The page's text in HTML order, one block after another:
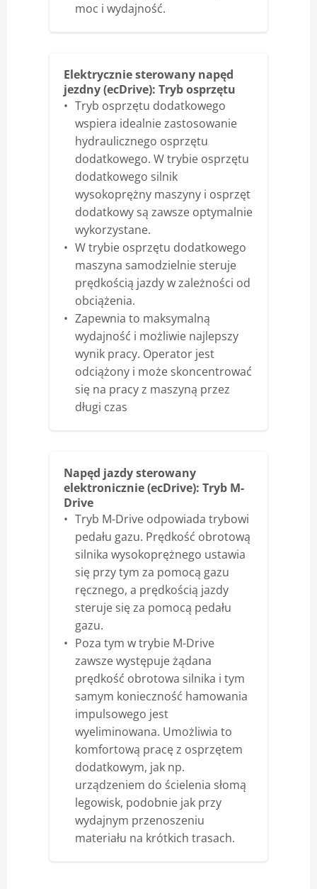
moc i wydajność.
Elektrycznie sterowany napęd
jezdny (ecDrive): Tryb osprzętu
Tryb osprzętu dodatkowego
wspiera idealnie zastosowanie
hydraulicznego osprzętu
dodatkowego. W trybie osprzętu
dodatkowego silnik
wysokoprężny maszyny i osprzęt
dodatkowy są zawsze optymalnie
wykorzystane.
W trybie osprzętu dodatkowego
maszyna samodzielnie steruje
prędkością jazdy w zależności od
obciążenia.
Zapewnia to maksymalną
wydajność i możliwie najlepszy
wynik pracy. Operator jest
odciążony i może skoncentrować
się na pracy z maszyną przez
długi czas
Napęd jazdy sterowany
elektronicznie (ecDrive): Tryb M-
Drive
Tryb M-Drive odpowiada trybowi
pedału gazu. Prędkość obrotową
silnika wysokoprężnego ustawia
się przy tym za pomocą gazu
ręcznego, a prędkością jazdy
steruje się za pomocą pedału
gazu.
Poza tym w trybie M-Drive
zawsze występuje żądana
prędkość obrotowa silnika i tym
samym konieczność hamowania
impulsowego jest
wyeliminowana. Umożliwia to
komfortową pracę z osprzętem
dodatkowym, jak np.
urządzeniem do ścielenia słomą
legowisk, podobnie jak przy
wydajnym przenoszeniu
materiału na krótkich trasach.